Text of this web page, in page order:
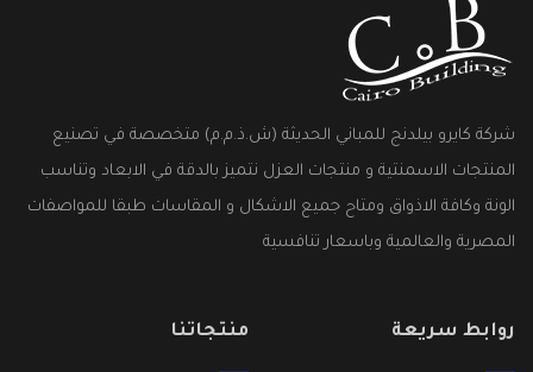
شركة كايرو بيلدنج للمباني الحديثة (ش.ذ.م.م) متخصصة في تصنيع
المنتجات الاسمنتية و منتجات العزل نتميز بالدقة في الابعاد وتناسب
الونة وكافة الاذواق ومتاح جميع الاشكال و المقاسات طبقا للمواصفات
المصرية والعالمية وباسعار تنافسية
روابط سريعة منتجاتنا